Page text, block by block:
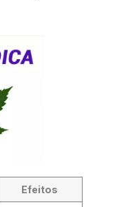
Efeitos